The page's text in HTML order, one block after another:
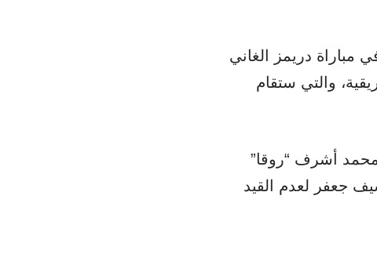
مباراة دريمز الغاني
والتي ستقام
أشرف “روقا”
جعفر لعدم القيد